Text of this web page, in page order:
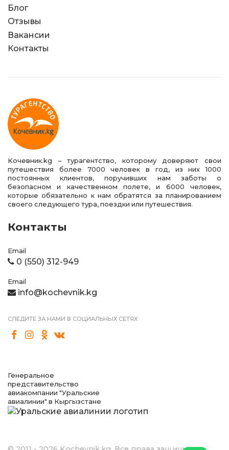
Блог
Отзывы
Вакансии
Контакты
Kочевник.kg – турагентство, которому доверяют свои
путешествия более 7000 человек в год, из них 1000
постоянных клиентов, поручивших нам заботы о
безопасном и качественном полете, и 6000 человек,
которые обязательно к нам обратятся за планированием
своего следующего тура, поездки или путешествия.
Контакты
Email
0 (550) 312-949
Email
info@kochevnik.kg
СЛЕДИТЕ ЗА НАМИ В СОЦИАЛЬНЫХ СЕТЯХ
Генеральное
представительство
авиакомпании "Уральские
авиалинии" в Кыргызстане